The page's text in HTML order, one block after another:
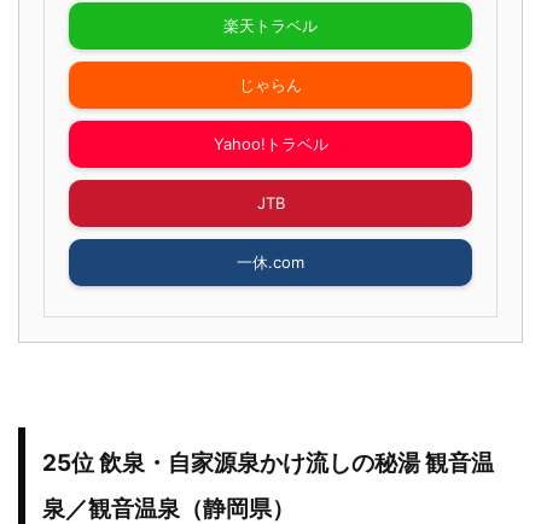
楽天トラベル
じゃらん
Yahoo!トラベル
JTB
一休.com
25位 飲泉・自家源泉かけ流しの秘湯 観音温
泉／観音温泉（静岡県）